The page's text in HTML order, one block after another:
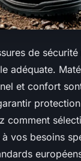
de
adéquate.
et confort
comment
vos besoins